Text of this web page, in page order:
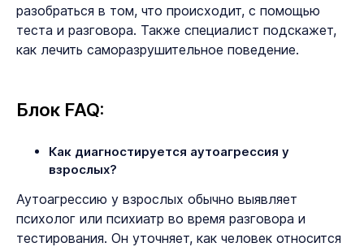
разобраться в том, что происходит, с помощью
теста и разговора. Также специалист подскажет,
как лечить саморазрушительное поведение.
Блок FAQ:
Как диагностируется аутоагрессия у
взрослых?
Аутоагрессию у взрослых обычно выявляет
психолог или психиатр во время разговора и
тестирования. Он уточняет, как человек относится